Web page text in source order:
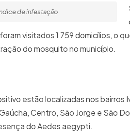
de infestação
visitados 1 759 domicílios, o
do mosquito no município.
estão localizadas nos bairros
Centro, São Jorge e São
do Aedes aegypti.